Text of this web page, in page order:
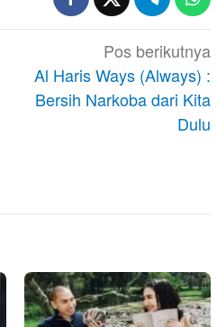
Pos berikutnya
Al Haris Ways (Always) :
Bersih Narkoba dari Kita
Dulu